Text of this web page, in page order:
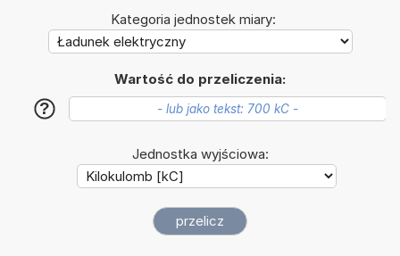
Kategoria jednostek miary:
Wartość do przeliczenia:
?
Jednostka wyjściowa: